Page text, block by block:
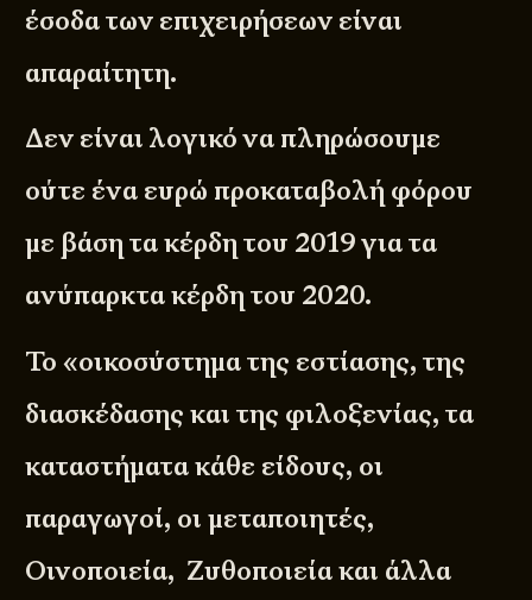
έσοδα των επιχειρήσεων είναι
απαραίτητη.
Δεν είναι λογικό να πληρώσουμε
ούτε ένα ευρώ προκαταβολή φόρου
με βάση τα κέρδη του 2019 για τα
ανύπαρκτα κέρδη του 2020.
Το «οικοσύστημα της εστίασης, της
διασκέδασης και της φιλοξενίας, τα
καταστήματα κάθε είδους, οι
παραγωγοί, οι μεταποιητές,
Οινοποιεία, Ζυθοποιεία και άλλα